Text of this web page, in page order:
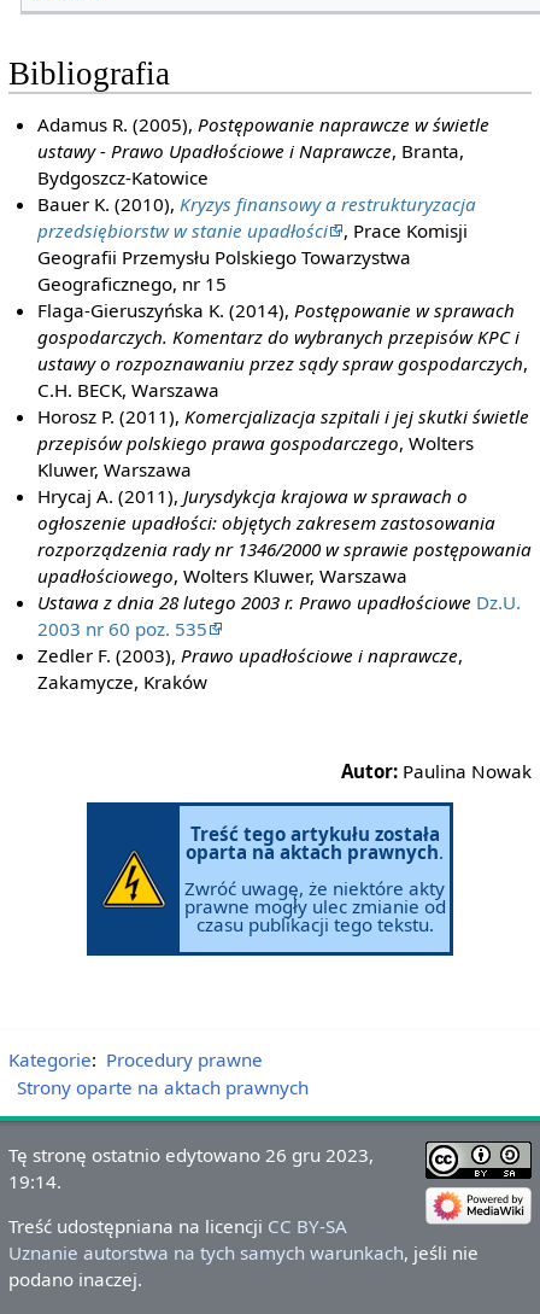
Bibliografia
Adamus R. (2005), Postępowanie naprawcze w świetle
ustawy - Prawo Upadłościowe i Naprawcze, Branta,
Bydgoszcz-Katowice
Bauer K. (2010), Kryzys finansowy a restrukturyzacja
przedsiębiorstw w stanie upadłości
, Prace Komisji
Geografii Przemysłu Polskiego Towarzystwa
Geograficznego, nr 15
Flaga-Gieruszyńska K. (2014), Postępowanie w sprawach
gospodarczych. Komentarz do wybranych przepisów KPC i
ustawy o rozpoznawaniu przez sądy spraw gospodarczych,
C.H. BECK, Warszawa
Horosz P. (2011), Komercjalizacja szpitali i jej skutki świetle
przepisów polskiego prawa gospodarczego, Wolters
Kluwer, Warszawa
Hrycaj A. (2011), Jurysdykcja krajowa w sprawach o
ogłoszenie upadłości: objętych zakresem zastosowania
rozporządzenia rady nr 1346/2000 w sprawie postępowania
upadłościowego, Wolters Kluwer, Warszawa
Ustawa z dnia 28 lutego 2003 r. Prawo upadłościowe Dz.U.
2003 nr 60 poz. 535
Zedler F. (2003), Prawo upadłościowe i naprawcze,
Zakamycze, Kraków
Autor: Paulina Nowak
Treść tego artykułu została
oparta na aktach prawnych.
Zwróć uwagę, że niektóre akty
prawne mogły ulec zmianie od
czasu publikacji tego tekstu.
Kategorie: Procedury prawne
Strony oparte na aktach prawnych
Tę stronę ostatnio edytowano 26 gru 2023,
19:14.
Treść udostępniana na licencji CC BY-SA
Uznanie autorstwa na tych samych warunkach, jeśli nie
podano inaczej.